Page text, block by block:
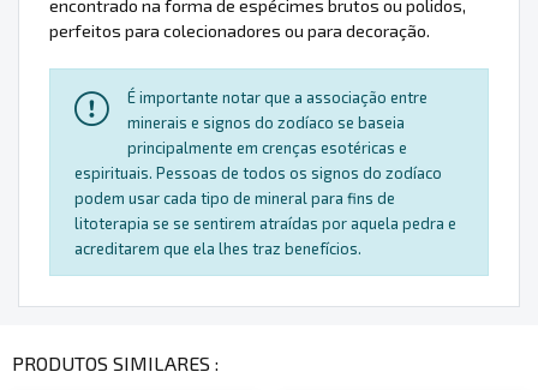
encontrado na forma de espécimes brutos ou polidos,
perfeitos para colecionadores ou para decoração.
É importante notar que a associação entre
minerais e signos do zodíaco se baseia
principalmente em crenças esotéricas e
espirituais. Pessoas de todos os signos do zodíaco
podem usar cada tipo de mineral para fins de
litoterapia se se sentirem atraídas por aquela pedra e
acreditarem que ela lhes traz benefícios.
PRODUTOS SIMILARES :